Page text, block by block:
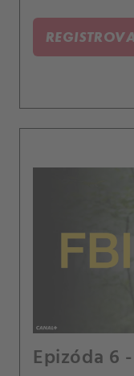
Epizóda 6